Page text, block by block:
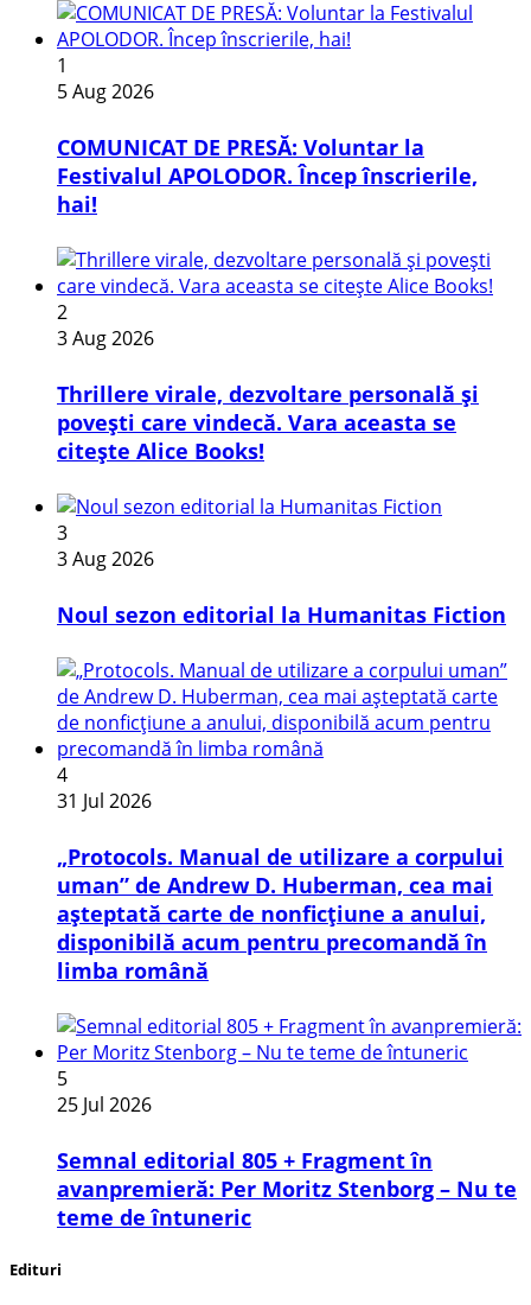
1
5 Aug 2026
COMUNICAT DE PRESĂ: Voluntar la
Festivalul APOLODOR. Încep înscrierile,
hai!
2
3 Aug 2026
Thrillere virale, dezvoltare personală și
povești care vindecă. Vara aceasta se
citește Alice Books!
3
3 Aug 2026
​Noul sezon editorial la Humanitas Fiction
4
31 Jul 2026
„Protocols. Manual de utilizare a corpului
uman” de Andrew D. Huberman, cea mai
așteptată carte de nonficțiune a anului,
disponibilă acum pentru precomandă în
limba română
5
25 Jul 2026
Semnal editorial 805 + Fragment în
avanpremieră: Per Moritz Stenborg – Nu te
teme de întuneric
Edituri